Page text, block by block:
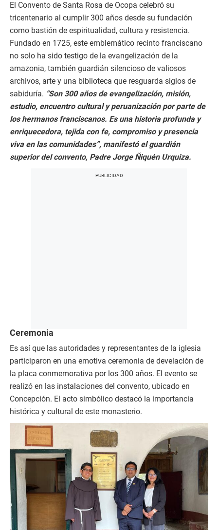
El Convento de Santa Rosa de Ocopa celebró su
tricentenario al cumplir 300 años desde su fundación
como bastión de espiritualidad, cultura y resistencia.
Fundado en 1725, este emblemático recinto franciscano
no solo ha sido testigo de la evangelización de la
amazonia, también guardián silencioso de valiosos
archivos, arte y una biblioteca que resguarda siglos de
sabiduría. “Son 300 años de evangelización, misión,
estudio, encuentro cultural y peruanización por parte de
los hermanos franciscanos. Es una historia profunda y
enriquecedora, tejida con fe, compromiso y presencia
viva en las comunidades”, manifestó el guardián
superior del convento, Padre Jorge Ñiquén Urquiza.
Ceremonia
Es así que las autoridades y representantes de la iglesia
participaron en una emotiva ceremonia de develación de
la placa conmemorativa por los 300 años. El evento se
realizó en las instalaciones del convento, ubicado en
Concepción. El acto simbólico destacó la importancia
histórica y cultural de este monasterio.